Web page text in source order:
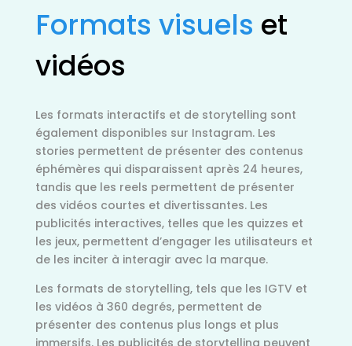
Formats visuels et
vidéos
Les formats interactifs et de storytelling sont
également disponibles sur Instagram. Les
stories permettent de présenter des contenus
éphémères qui disparaissent après 24 heures,
tandis que les reels permettent de présenter
des vidéos courtes et divertissantes. Les
publicités interactives, telles que les quizzes et
les jeux, permettent d’engager les utilisateurs et
de les inciter à interagir avec la marque.
Les formats de storytelling, tels que les IGTV et
les vidéos à 360 degrés, permettent de
présenter des contenus plus longs et plus
immersifs. Les publicités de storytelling peuvent